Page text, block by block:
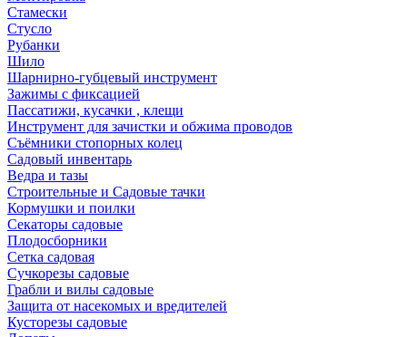
Стамески
Стусло
Рубанки
Шило
Шарнирно-губцевый инструмент
Зажимы с фиксацией
Пассатижи, кусачки , клещи
Инструмент для зачистки и обжима проводов
Съёмники стопорных колец
Садовый инвентарь
Ведра и тазы
Строительные и Садовые тачки
Кормушки и поилки
Секаторы садовые
Плодосборники
Сетка садовая
Сучкорезы садовые
Грабли и вилы садовые
Защита от насекомых и вредителей
Кусторезы садовые